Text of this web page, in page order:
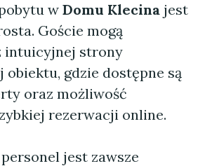
w Domu Klecina jest
Goście mogą
intuicyjnej strony
gdzie dostępne są
oraz możliwość
rezerwacji online.
jest zawsze